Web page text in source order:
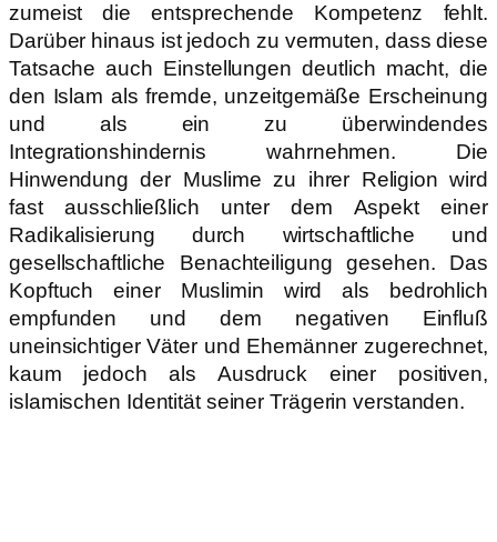
zumeist die entsprechende Kompetenz fehlt.
Darüber hinaus ist jedoch zu vermuten, dass diese
Tatsache auch Einstellungen deutlich macht, die
den Islam als fremde, unzeitgemäße Erscheinung
und als ein zu überwindendes
Integrationshindernis wahrnehmen. Die
Hinwendung der Muslime zu ihrer Religion wird
fast ausschließlich unter dem Aspekt einer
Radikalisierung durch wirtschaftliche und
gesellschaftliche Benachteiligung gesehen. Das
Kopftuch einer Muslimin wird als bedrohlich
empfunden und dem negativen Einfluß
uneinsichtiger Väter und Ehemänner zugerechnet,
kaum jedoch als Ausdruck einer positiven,
islamischen Identität seiner Trägerin verstanden.